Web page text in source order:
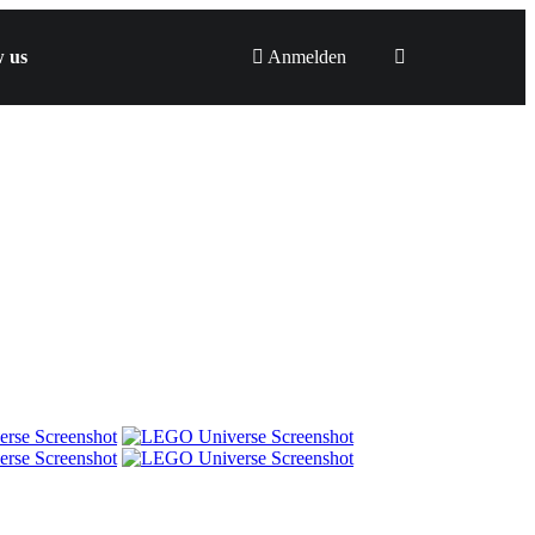
us Anmelden